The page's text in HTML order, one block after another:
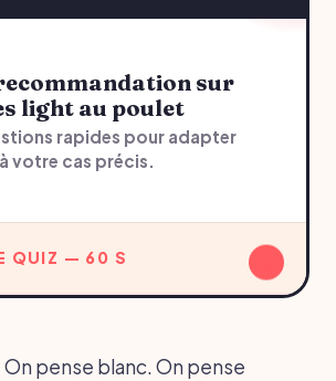
light au poulet
rapides pour adapter
votre cas précis.
QUIZ — 60 S ↓
pense blanc. On pense